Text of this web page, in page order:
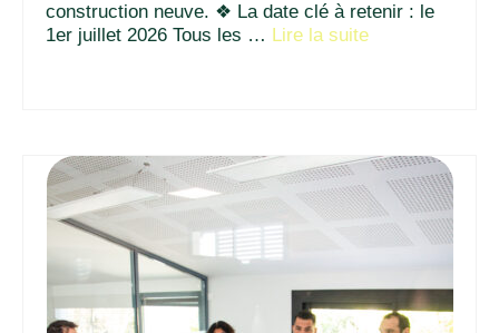
construction neuve. ❖ La date clé à retenir : le
1er juillet 2026 Tous les … Lire la suite­­